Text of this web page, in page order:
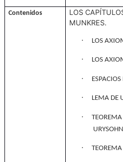
Contenidos
LOS
MUNKRES.
· LOS
· LOS
·
· LEMA DE
·
URYSOHN
· TEOREMA